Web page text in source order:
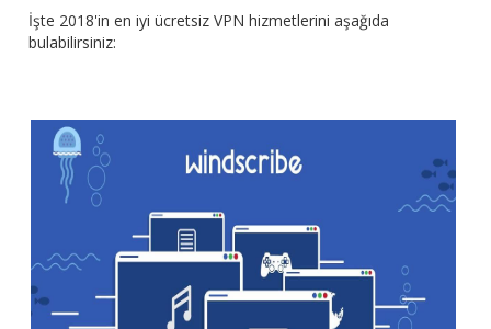
İşte 2018'in en iyi ücretsiz VPN hizmetlerini aşağıda
bulabilirsiniz: